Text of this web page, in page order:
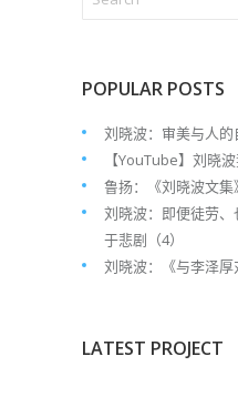
POPULAR POSTS
刘晓波：审美与人的
【YouTube】刘晓
鲁扬：《刘晓波文集
刘晓波：即便徒劳
于悲剧（4）
刘晓波：《与李泽
LATEST PROJECT